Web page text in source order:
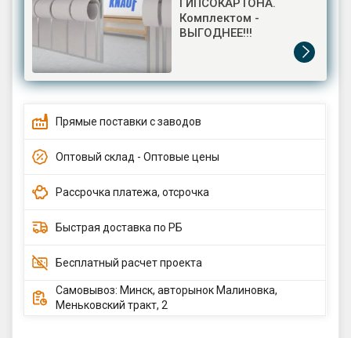
ГИПСОКАРТОНА.
Комплектом -
ВЫГОДНЕЕ!!!
Прямые поставки с заводов
Оптовый склад - Оптовые цены
Рассрочка платежа, отсрочка
Быстрая доставка по РБ
Бесплатный расчет проекта
Самовывоз: Минск, авторынок Малиновка,
Меньковский тракт, 2